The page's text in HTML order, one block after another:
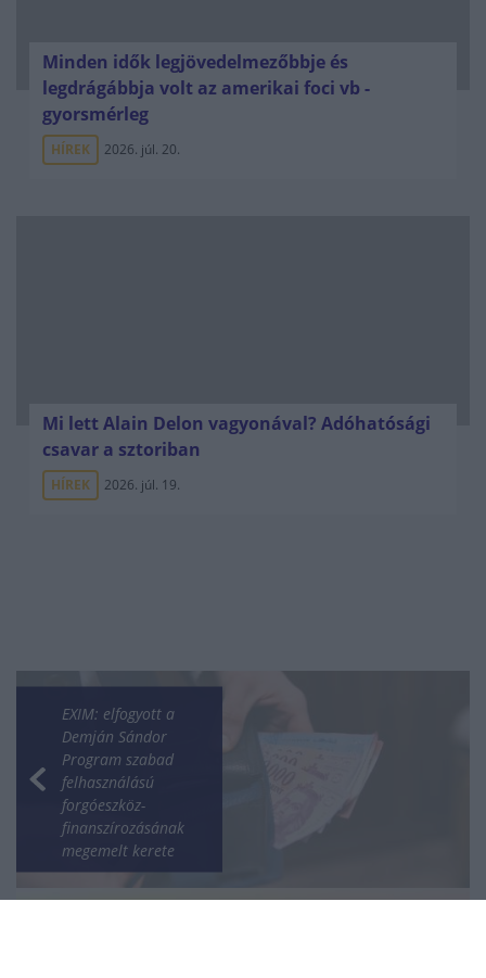
Minden idők legjövedelmezőbbje és
legdrágábbja volt az amerikai foci vb -
gyorsmérleg
HÍREK 2026. júl. 20.
Mi lett Alain Delon vagyonával? Adóhatósági
csavar a sztoriban
HÍREK 2026. júl. 19.
EXIM: elfogyott a
Demján Sándor
Program szabad
felhasználású
forgóeszköz-
finanszírozásának
megemelt kerete